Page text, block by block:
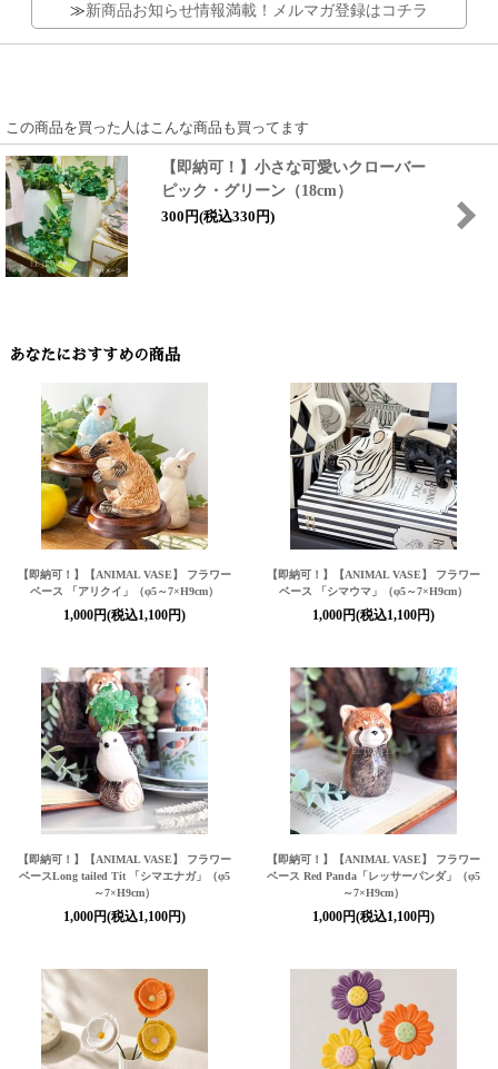
≫新商品お知らせ情報満載！メルマガ登録はコチラ
この商品を買った人はこんな商品も買ってます
【即納可！】小さな可愛いクローバー
ピック・グリーン（18cm）
300円(税込330円)
あなたにおすすめの商品
【即納可！】【ANIMAL VASE】 フラワー
ベース 「アリクイ」（φ5～7×H9cm）
1,000円(税込1,100円)
【即納可！】【ANIMAL VASE】 フラワー
ベース 「シマウマ」（φ5～7×H9cm）
1,000円(税込1,100円)
【即納可！】【ANIMAL VASE】 フラワー
ベースLong tailed Tit 「シマエナガ」（φ5
～7×H9cm）
1,000円(税込1,100円)
【即納可！】【ANIMAL VASE】 フラワー
ベース Red Panda「レッサーパンダ」（φ5
～7×H9cm）
1,000円(税込1,100円)